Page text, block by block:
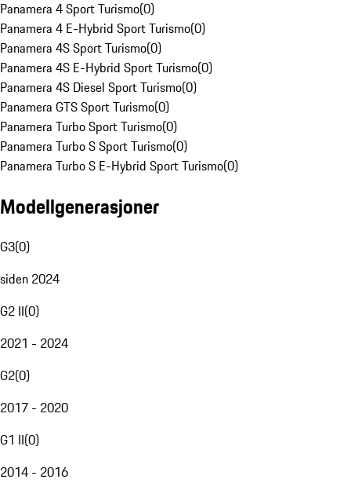
Panamera 4 Sport Turismo(0)
Panamera 4 E-Hybrid Sport Turismo(0)
Panamera 4S Sport Turismo(0)
Panamera 4S E-Hybrid Sport Turismo(0)
Panamera 4S Diesel Sport Turismo(0)
Panamera GTS Sport Turismo(0)
Panamera Turbo Sport Turismo(0)
Panamera Turbo S Sport Turismo(0)
Panamera Turbo S E-Hybrid Sport Turismo(0)
Modellgenerasjoner
G3(0)
siden 2024
G2 II(0)
2021 - 2024
G2(0)
2017 - 2020
G1 II(0)
2014 - 2016